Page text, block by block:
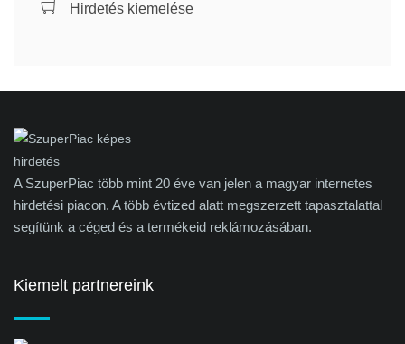
Hirdetés kiemelése
A SzuperPiac több mint 20 éve van jelen a magyar internetes
hirdetési piacon. A több évtized alatt megszerzett tapasztalattal
segítünk a céged és a termékeid reklámozásában.
Kiemelt partnereink